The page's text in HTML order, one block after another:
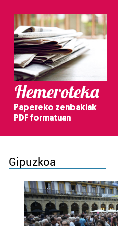
Hemeroteka
Papereko zenbakiak
PDF formatuan
Gipuzkoa